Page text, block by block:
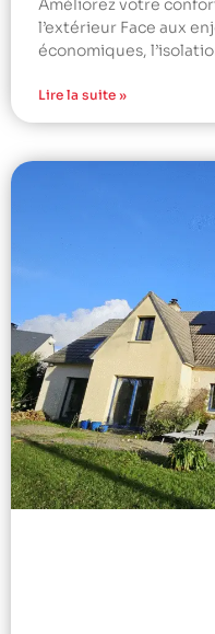
Améliorez votre
l’extérieur Face aux
économiques,
Lire la suite »